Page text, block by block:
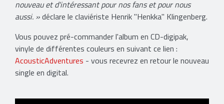
nouveau et d'intéressant pour nos fans et pour nous
aussi. »déclare le claviériste Henrik "Henkka" Klingenberg.
Vous pouvez pré-commander l'album en CD-digipak,
vinyle de différentes couleurs en suivant ce lien :
AcousticAdventures - vous recevrez en retour le nouveau
single en digital.